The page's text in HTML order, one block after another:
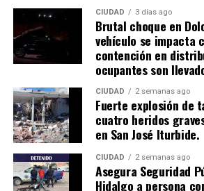
CIUDAD 3 días ago
Brutal choque en
vehículo se impacta
contención en
ocupantes son
CIUDAD 2 semanas ago
​Fuerte explosión de
cuatro heridos
en San José Iturbide.
CIUDAD 2 semanas ago
Asegura Seguridad
Hidalgo a persona